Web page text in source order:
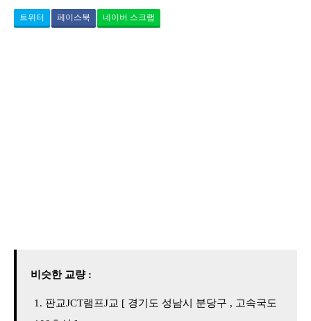
트위터 페이스북 네이버 스크랩
비슷한 교량 :
판교JCT램프J교 [ 경기도 성남시 분당구 , 고속국도